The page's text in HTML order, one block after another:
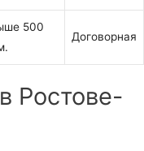
500
Договорная
Ростове-